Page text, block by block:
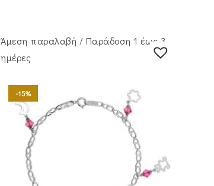
Άμεση παραλαβή / Παράδoση 1 έως 3
ημέρες
-15%